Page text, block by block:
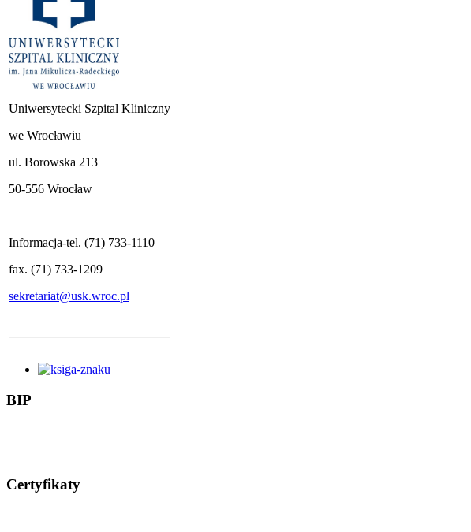
Uniwersytecki Szpital Kliniczny
we Wrocławiu
ul. Borowska 213
50-556 Wrocław
Informacja-tel. (71) 733-1110
fax. (71) 733-1209
sekretariat@usk.wroc.pl
BIP
Certyfikaty